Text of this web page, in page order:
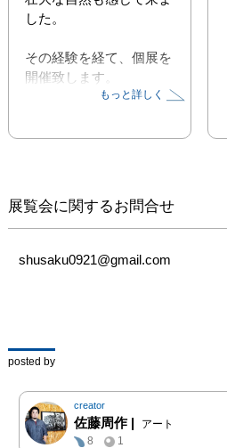
した。
その経験を経て、個展を
開催致します。
す、ギャルリーフロレゾ
ありますが、表現を止め
ないようにがんばってい
きます。
もっと詳しく
展覧会に関するお問合せ
shusaku0921@gmail.com
posted by
creator
佐藤周作 |
アート
8
1